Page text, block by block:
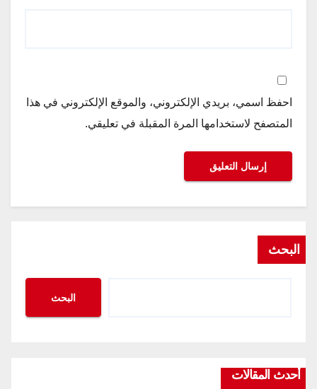
احفظ اسمي، بريدي الإلكتروني، والموقع الإلكتروني في هذا
المتصفح لاستخدامها المرة المقبلة في تعليقي.
البحث
البحث
أحدث المقالات